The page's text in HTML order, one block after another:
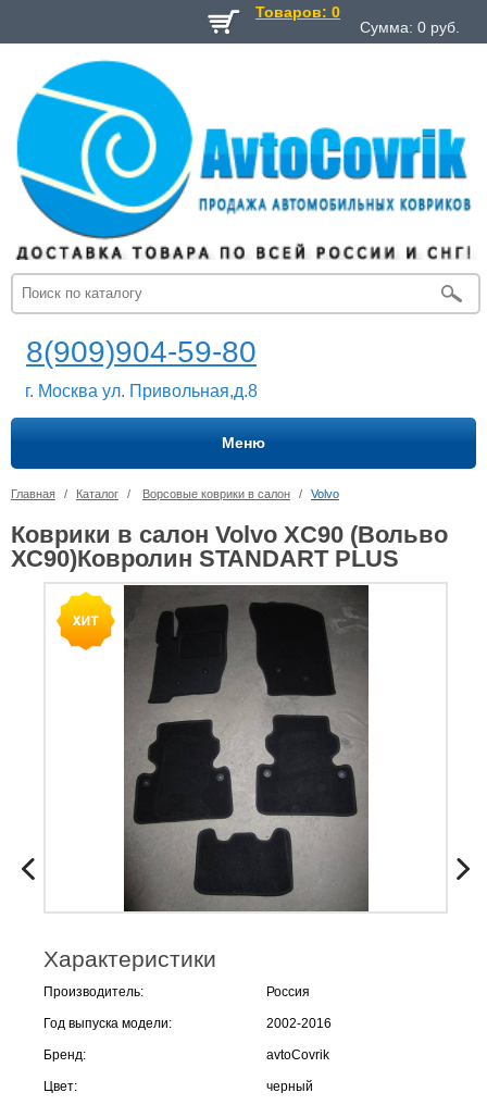
Товаров: 0
Сумма: 0 руб.
8(909)904-59-80
г. Москва ул. Привольная,д.8
Меню
Главная / Каталог / Ворсовые коврики в салон / Volvo
Коврики в салон Volvo XC90 (Вольво
ХС90)Ковролин STANDART PLUS
Характеристики
Производитель: Россия
Год выпуска модели: 2002-2016
Бренд: avtoCovrik
Цвет: черный